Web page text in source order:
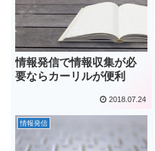
情報発信で情報収集が必
要ならカーリルが便利
2018.07.24
情報発信